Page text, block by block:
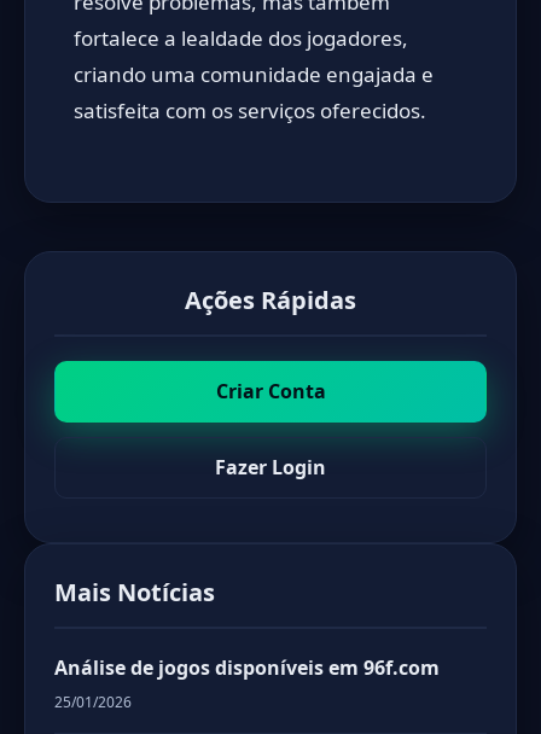
fortalece a lealdade dos jogadores,
criando uma comunidade engajada e
satisfeita com os serviços oferecidos.
Ações Rápidas
Criar Conta
Fazer Login
Mais Notícias
Análise de jogos disponíveis em 96f.com
25/01/2026